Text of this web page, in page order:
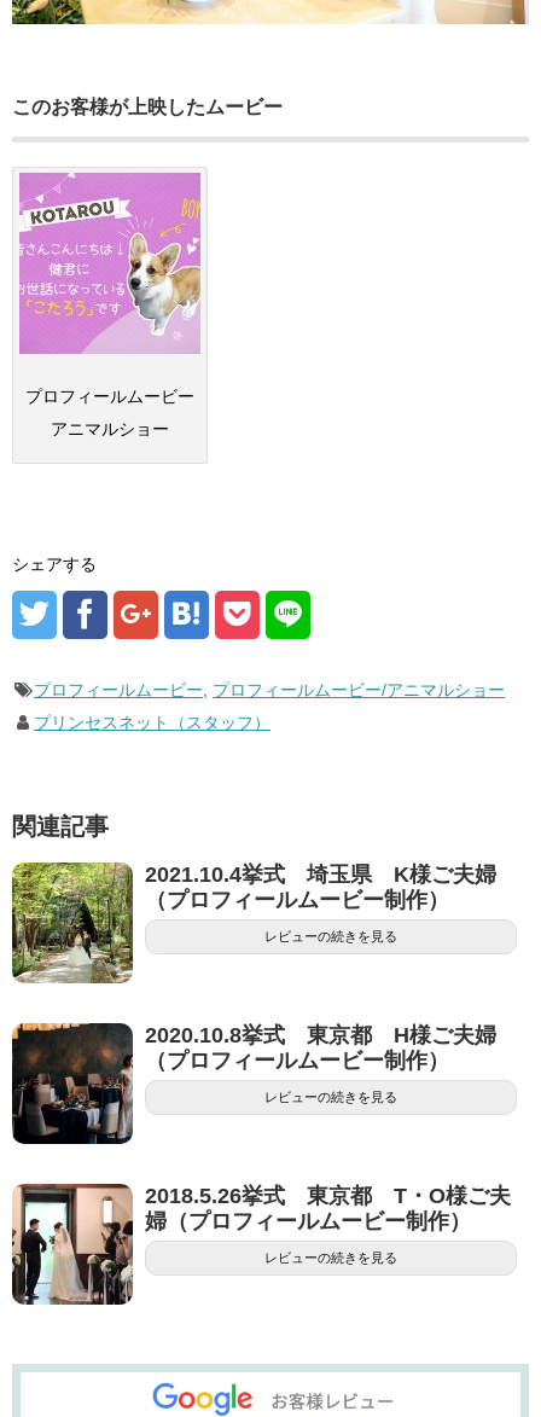
このお客様が上映したムービー
プロフィールムービー
アニマルショー
シェアする
プロフィールムービー
プロフィールムービー/アニマルショー
プリンセスネット（スタッフ）
関連記事
2021.10.4挙式 埼玉県 K様ご夫婦
（プロフィールムービー制作）
レビューの続きを見る
2020.10.8挙式 東京都 H様ご夫婦
（プロフィールムービー制作）
レビューの続きを見る
2018.5.26挙式 東京都 T・O様ご夫
婦（プロフィールムービー制作）
レビューの続きを見る